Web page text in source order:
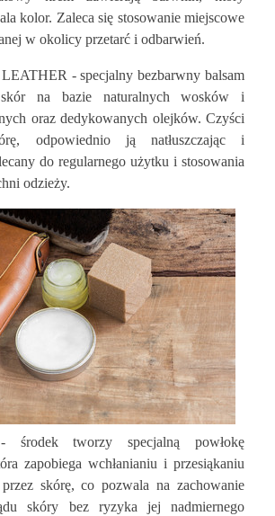
kolor. Zaleca się stosowanie miejscowe
w okolicy przetarć i odbarwień.
- specjalny bezbarwny balsam
na bazie naturalnych wosków i
oraz dedykowanych olejków. Czyści
odpowiednio ją natłuszczając i
do regularnego użytku i stosowania
odzieży.
- środek tworzy specjalną powłokę
zapobiega wchłanianiu i przesiąkaniu
skórę, co pozwala na zachowanie
skóry bez ryzyka jej nadmiernego